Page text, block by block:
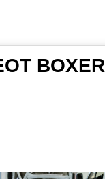
BOXER